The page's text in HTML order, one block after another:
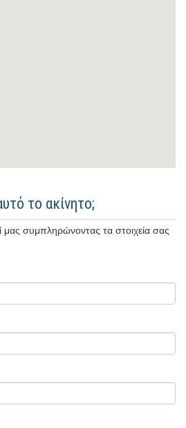
το ακίνητο;
μας συμπληρώνοντας τα στοιχεία σας